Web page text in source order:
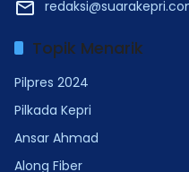
Topik Menarik
Pilpres 2024
Pilkada Kepri
Ansar Ahmad
Along Fiber